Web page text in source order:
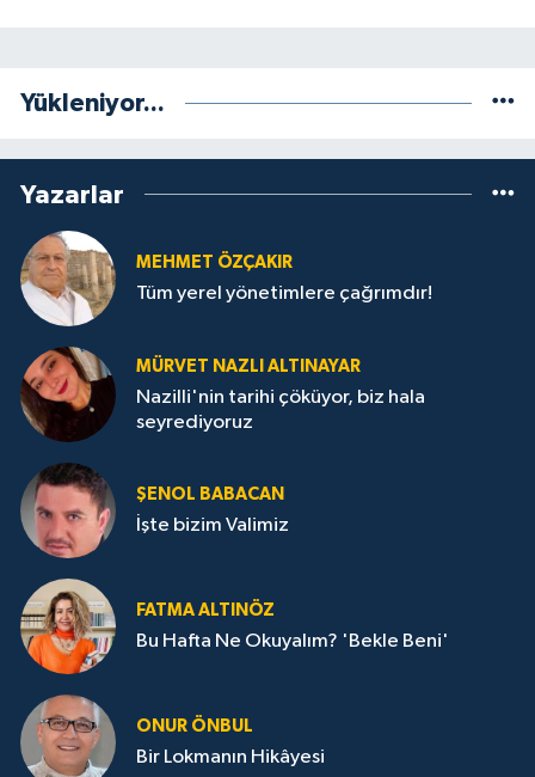
Yükleniyor...
Yazarlar
MEHMET ÖZÇAKIR
Tüm yerel yönetimlere çağrımdır!
MÜRVET NAZLI ALTINAYAR
Nazilli'nin tarihi çöküyor, biz hala
seyrediyoruz
ŞENOL BABACAN
İşte bizim Valimiz
FATMA ALTINÖZ
Bu Hafta Ne Okuyalım? 'Bekle Beni'
ONUR ÖNBUL
Bir Lokmanın Hikâyesi